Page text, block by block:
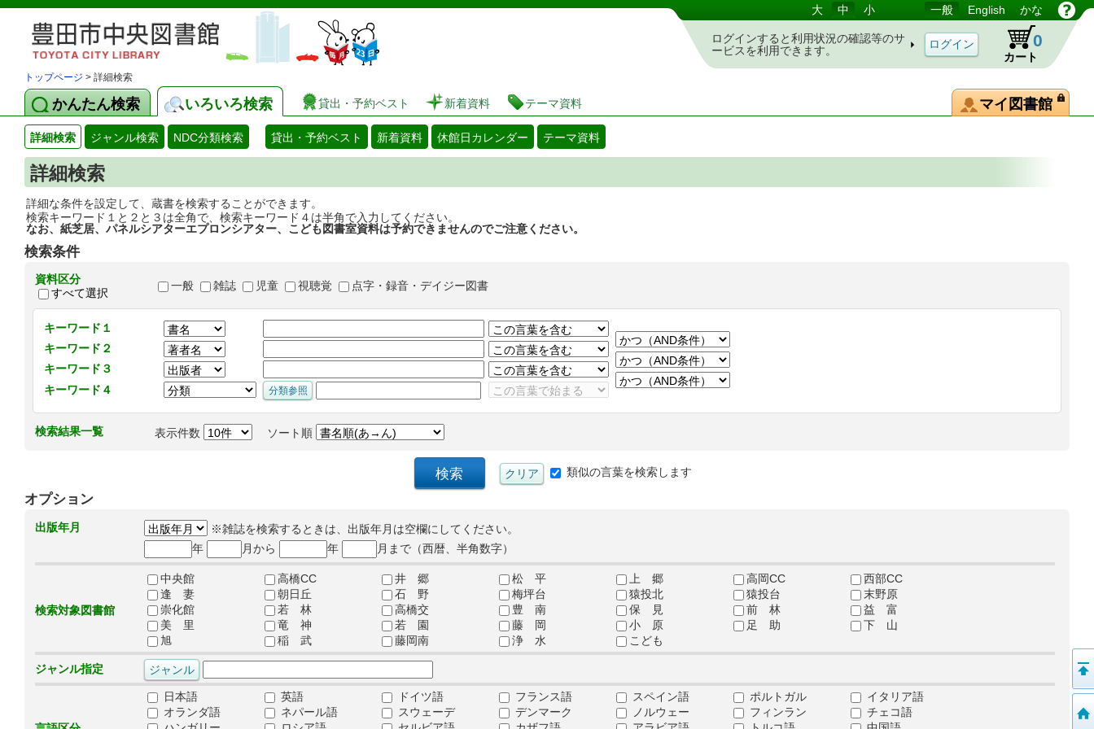
図書館 蔵書検索・予約システム 大 中 小 一般 English かな
ログインすると利用状況の確認等のサ
ービスを利用できます。
カート
0
トップページ > 詳細検索
かんたん検索 いろいろ検索 貸出・予約ベスト 新着資料 テーマ資料 マイ図書館
詳細検索 ジャンル検索 NDC分類検索 貸出・予約ベスト 新着資料 休館日カレンダー テーマ資料
詳細検索
詳細な条件を設定して、蔵書を検索することができます。
検索キーワード１と２と３は全角で、検索キーワード４は半角で入力してください。
なお、紙芝居、パネルシアターエプロンシアター、こども図書室資料は予約できませんのでご注意ください。
検索条件
資料区分
すべて選択
一般 雑誌 児童 視聴覚 点字・録音・デイジー図書
キーワード１
キーワード２
キーワード３
キーワード４
検索結果一覧 表示件数 ソート順
類似の言葉を検索します
オプション
出版年月
※雑誌を検索するときは、出版年月は空欄にしてください。
年
月から 年 月まで（西暦、半角数字）
検索対象図書館
中央館 高橋CC 井 郷 松 平 上 郷 高岡CC
西部CC
逢 妻
朝日丘 石 野 梅坪台 猿投北 猿投台
末野原
崇化館
若 林 高橋交 豊 南 保 見 前 林
益 富
美 里
竜 神 若 園 藤 岡 小 原 足 助
下 山
旭
稲 武 藤岡南 浄 水 こども
ジャンル指定
日本語 英語 ドイツ語 フランス語 スペイン語 ポルトガル
イタリア語
オランダ語
ネパール語 スウェーデ デンマーク ノルウェー フィンラン
チェコ語